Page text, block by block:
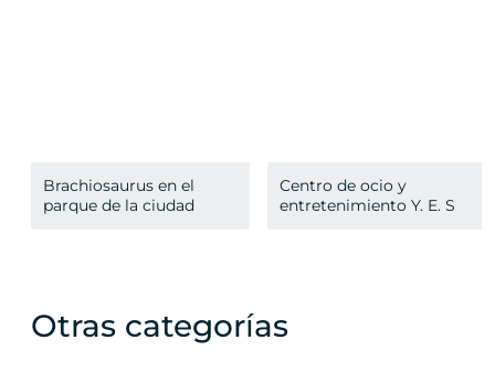
Brachiosaurus en el
parque de la ciudad
Centro de ocio y
entretenimiento Y. E. S
Otras categorías